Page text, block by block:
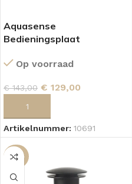
Aquasense
Bedieningsplaat
Op voorraad
€143,00 € 129,00
Artikelnummer: 10691
-43%